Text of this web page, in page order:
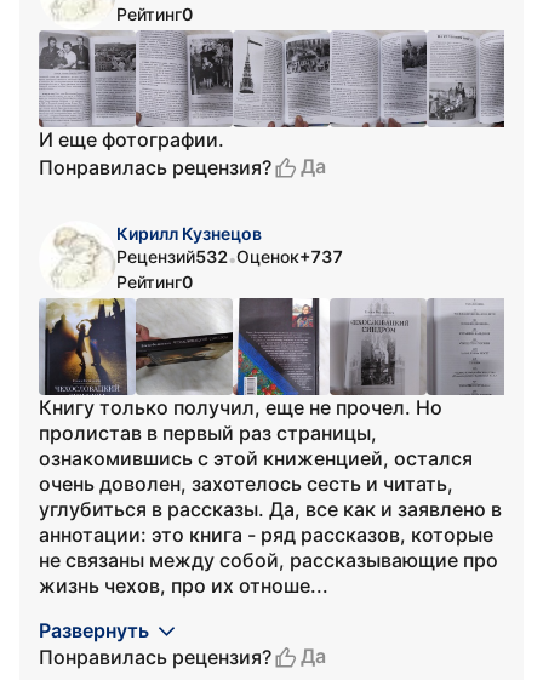
Рейтинг0
И еще фотографии.
Понравилась рецензия?
Да
Кирилл Кузнецов
Рецензий532•Оценок+737
Рейтинг0
Книгу только получил, еще не прочел. Но
пролистав в первый раз страницы,
ознакомившись с этой книженцией, остался
очень доволен, захотелось сесть и читать,
углубиться в рассказы. Да, все как и заявлено в
аннотации: это книга - ряд рассказов, которые
не связаны между собой, рассказывающие про
жизнь чехов, про их отноше...
Развернуть
Понравилась рецензия?
Да